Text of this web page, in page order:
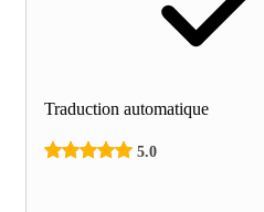
Traduction automatique
5.0